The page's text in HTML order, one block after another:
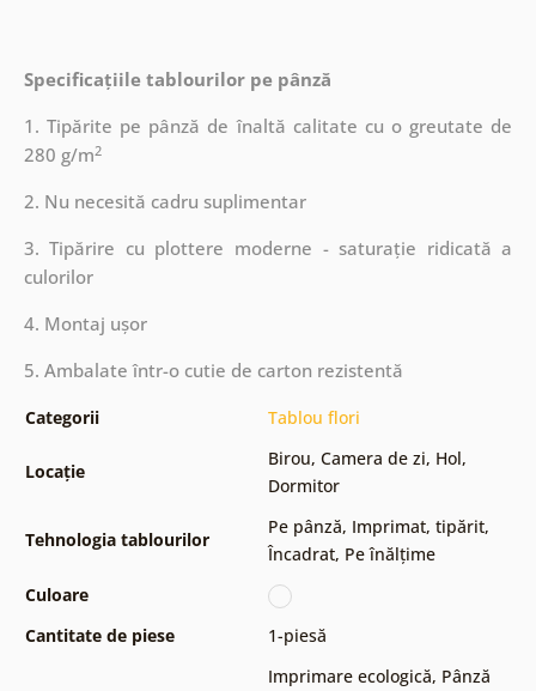
Specificațiile tablourilor pe pânză
1. Tipărite pe pânză de înaltă calitate cu o greutate de
280 g/m2
2. Nu necesită cadru suplimentar
3. Tipărire cu plottere moderne - saturație ridicată a
culorilor
4. Montaj ușor
5. Ambalate într-o cutie de carton rezistentă
Categorii Tablou flori
Locație
Birou, Camera de zi, Hol,
Dormitor
Tehnologia tablourilor
Pe pânză, Imprimat, tipărit,
Încadrat, Pe înălțime
Culoare
Cantitate de piese
1-piesă
Imprimare ecologică, Pânză